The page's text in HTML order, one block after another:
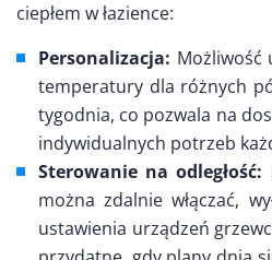
ciepłem w łazience:
Personalizacja: Możliwość
temperatury dla różnych
tygodnia, co pozwala na
indywidualnych potrzeb
Sterowanie na odległość:
można zdalnie włączać,
ustawienia urządzeń